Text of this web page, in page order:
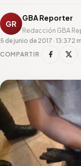
GR
GBA Reporter
Redacción GBA
5 de junio de 2017 · 13:372
COMPARTIR